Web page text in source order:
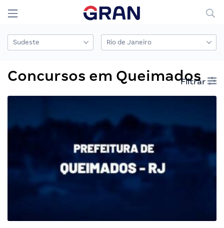
Concursos em Queimados
Filtrar